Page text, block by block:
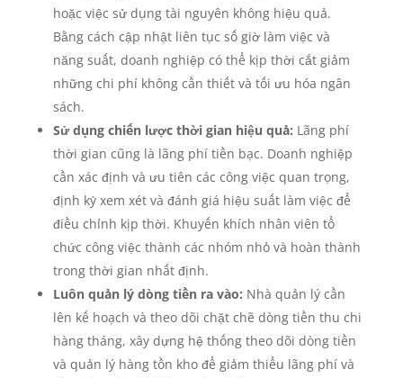
hoặc việc sử dụng tài nguyên không hiệu quả.
Bằng cách cập nhật liên tục số giờ làm việc và
năng suất, doanh nghiệp có thể kịp thời cắt giảm
những chi phí không cần thiết và tối ưu hóa ngân
sách.
Sử dụng chiến lược thời gian hiệu quả: Lãng phí
thời gian cũng là lãng phí tiền bạc. Doanh nghiệp
cần xác định và ưu tiên các công việc quan trọng,
định kỳ xem xét và đánh giá hiệu suất làm việc để
điều chỉnh kịp thời. Khuyến khích nhân viên tổ
chức công việc thành các nhóm nhỏ và hoàn thành
trong thời gian nhất định.
Luôn quản lý dòng tiền ra vào: Nhà quản lý cần
lên kế hoạch và theo dõi chặt chẽ dòng tiền thu chi
hàng tháng, xây dựng hệ thống theo dõi dòng tiền
và quản lý hàng tồn kho để giảm thiểu lãng phí và